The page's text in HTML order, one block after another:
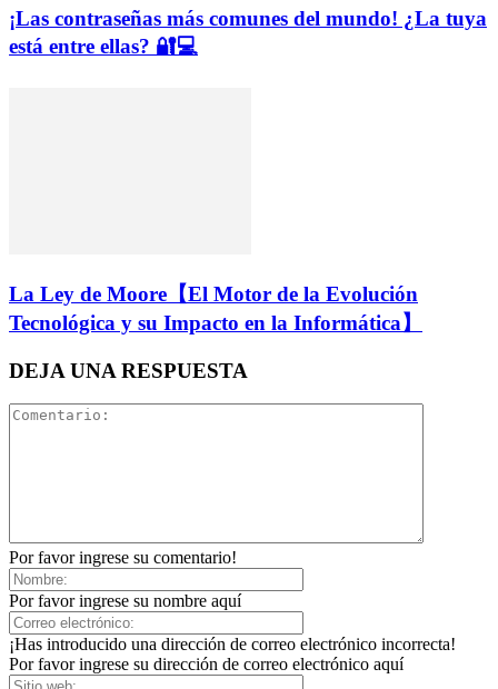
¡Las contraseñas más comunes del mundo! ¿La tuya
está entre ellas? 🔐💻
La Ley de Moore【El Motor de la Evolución
Tecnológica y su Impacto en la Informática】
DEJA UNA RESPUESTA
Por favor ingrese su comentario!
Por favor ingrese su nombre aquí
¡Has introducido una dirección de correo electrónico incorrecta!
Por favor ingrese su dirección de correo electrónico aquí